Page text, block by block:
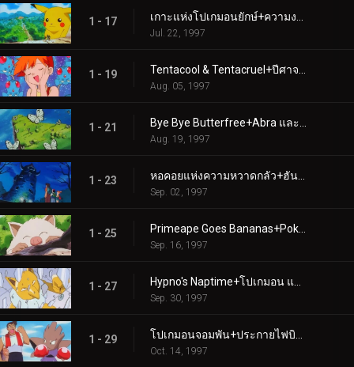
1 - 17
Jul. 22, 1997
1 - 19
Aug. 05, 1997
1 - 21
Aug. 19, 1997
1 - 23
Sep. 02, 1997
1 - 25
Sep. 16, 1997
1 - 27
Sep. 30, 1997
1 - 29
Oct. 14, 1997